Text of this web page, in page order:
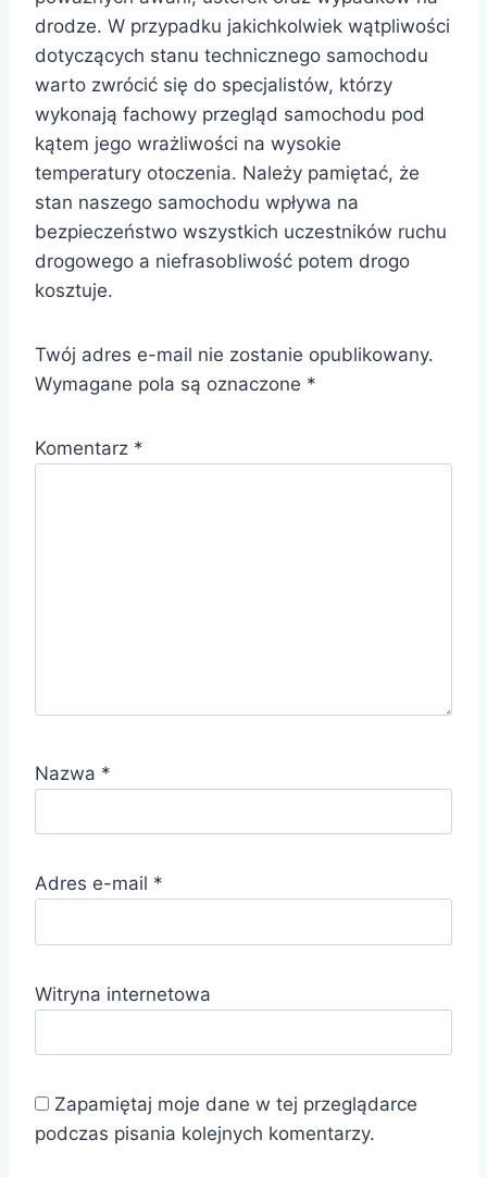
drodze. W przypadku jakichkolwiek wątpliwości
dotyczących stanu technicznego samochodu
warto zwrócić się do specjalistów, którzy
wykonają fachowy przegląd samochodu pod
kątem jego wrażliwości na wysokie
temperatury otoczenia. Należy pamiętać, że
stan naszego samochodu wpływa na
bezpieczeństwo wszystkich uczestników ruchu
drogowego a niefrasobliwość potem drogo
kosztuje.
Twój adres e-mail nie zostanie opublikowany.
Wymagane pola są oznaczone *
Komentarz *
Nazwa *
Adres e-mail *
Witryna internetowa
Zapamiętaj moje dane w tej przeglądarce
podczas pisania kolejnych komentarzy.